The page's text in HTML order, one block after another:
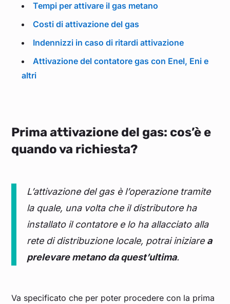
Tempi per attivare il gas metano
Costi di attivazione del gas
Indennizzi in caso di ritardi attivazione
Attivazione del contatore gas con Enel, Eni e
altri
Prima attivazione del gas: cos’è e
quando va richiesta?
L’attivazione del gas è l’operazione tramite
la quale, una volta che il distributore ha
installato il contatore e lo ha allacciato alla
rete di distribuzione locale, potrai iniziare a
prelevare metano da quest’ultima.
Va specificato che per poter procedere con la prima